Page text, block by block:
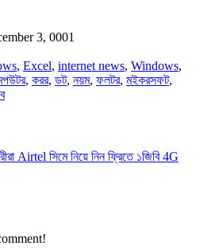
3, 0001
, Excel, internet news, Windows,
, করর, ডট, নয়ম, ফলটর, মইকরসফট,
Airtel সিমে নিয়ে নিন ফ্রিতে ১জিবি 4G